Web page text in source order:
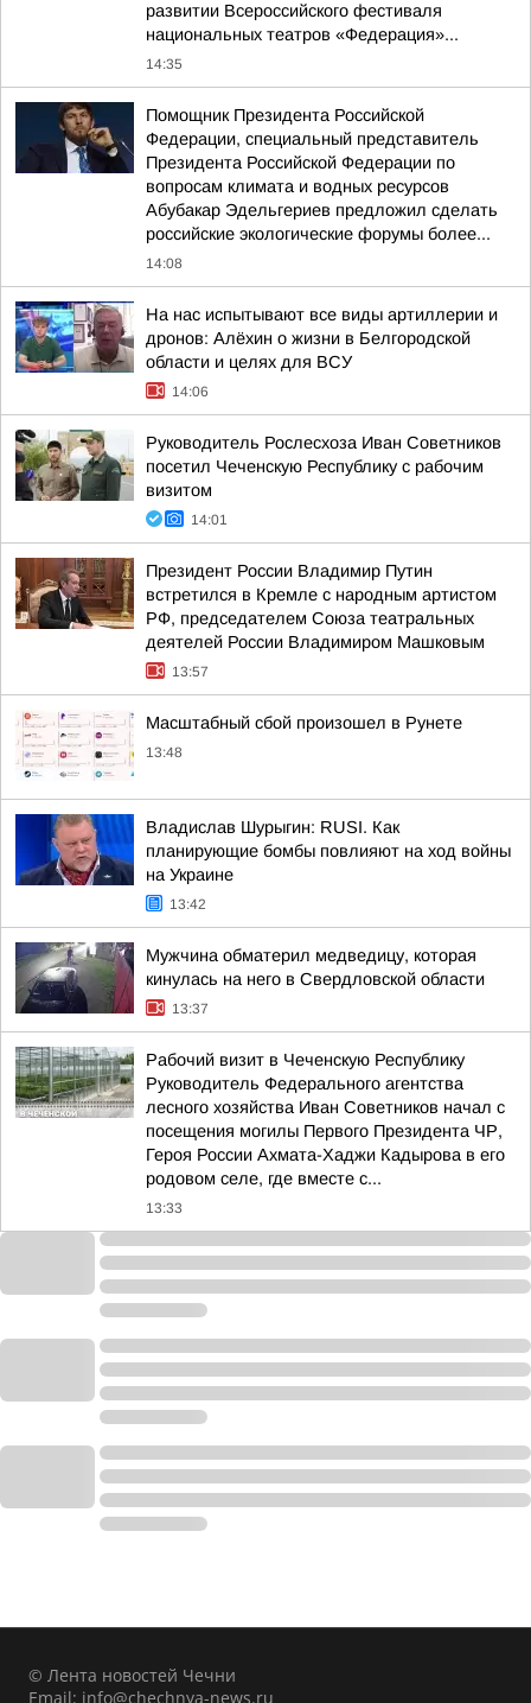
развитии Всероссийского фестиваля
национальных театров «Федерация»...
14:35
Помощник Президента Российской
Федерации, специальный представитель
Президента Российской Федерации по
вопросам климата и водных ресурсов
Абубакар Эдельгериев предложил сделать
российские экологические форумы более...
14:08
На нас испытывают все виды артиллерии и
дронов: Алёхин о жизни в Белгородской
области и целях для ВСУ
14:06
Руководитель Рослесхоза Иван Советников
посетил Чеченскую Республику с рабочим
визитом
14:01
Президент России Владимир Путин
встретился в Кремле с народным артистом
РФ, председателем Союза театральных
деятелей России Владимиром Машковым
13:57
Масштабный сбой произошел в Рунете
13:48
Владислав Шурыгин: RUSI. Как
планирующие бомбы повлияют на ход войны
на Украине
13:42
Мужчина обматерил медведицу, которая
кинулась на него в Свердловской области
13:37
Рабочий визит в Чеченскую Республику
Руководитель Федерального агентства
лесного хозяйства Иван Советников начал с
посещения могилы Первого Президента ЧР,
Героя России Ахмата-Хаджи Кадырова в его
родовом селе, где вместе с...
13:33
© Лента новостей Чечни
Email: info@chechnya-news.ru